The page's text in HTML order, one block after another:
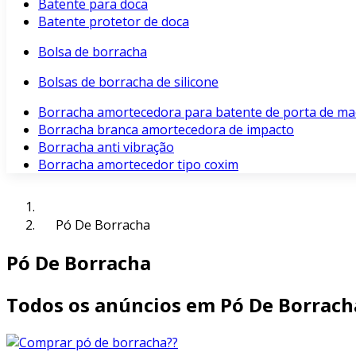
Batente para doca
Batente protetor de doca
Bolsa de borracha
Bolsas de borracha de silicone
Borracha amortecedora para batente de porta de
Borracha branca amortecedora de impacto
Borracha anti vibração
Borracha amortecedor tipo coxim
Pó De Borracha
Pó De Borracha
Todos os anúncios em Pó De